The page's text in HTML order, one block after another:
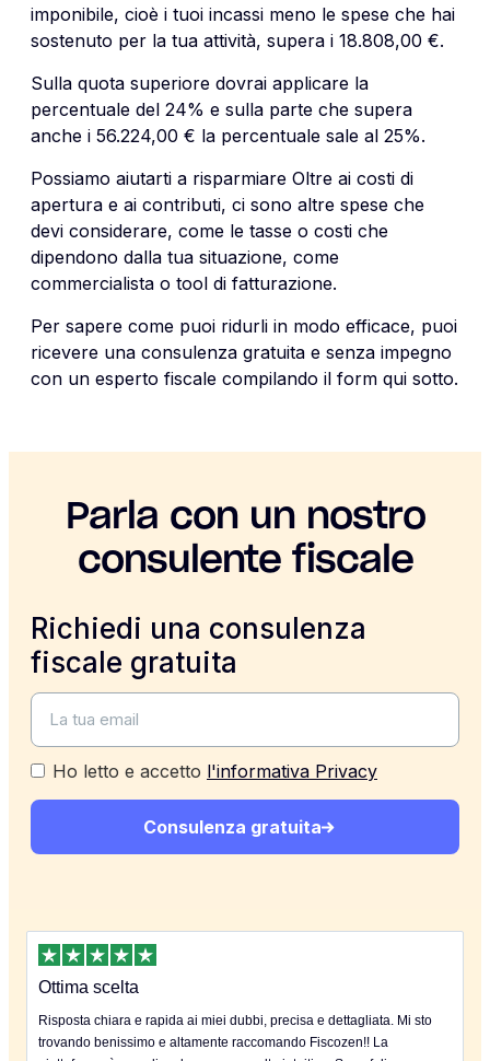
imponibile, cioè i tuoi incassi meno le spese che hai
sostenuto per la tua attività, supera i 18.808,00 €.
Sulla quota superiore dovrai applicare la
percentuale del 24% e sulla parte che supera
anche i 56.224,00 € la percentuale sale al 25%.
Possiamo aiutarti a risparmiare Oltre ai costi di
apertura e ai contributi, ci sono altre spese che
devi considerare, come le tasse o costi che
dipendono dalla tua situazione, come
commercialista o tool di fatturazione.
Per sapere come puoi ridurli in modo efficace, puoi
ricevere una consulenza gratuita e senza impegno
con un esperto fiscale compilando il form qui sotto.
Parla con un nostro
consulente fiscale
Richiedi una consulenza
fiscale gratuita
Ho letto e accetto l'informativa Privacy
Consulenza gratuita
Ottima scelta
Risposta chiara e rapida ai miei dubbi, precisa e dettagliata. Mi sto
trovando benissimo e altamente raccomando Fiscozen!! La